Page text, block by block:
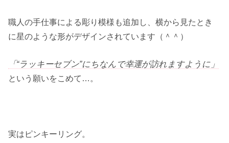
職人の手仕事による彫り模様も追加し、横から見たとき
に星のような形がデザインされています（＾＾）
「“ラッキーセブン”にちなんで幸運が訪れますように」
という願いをこめて…。
実はピンキーリング。